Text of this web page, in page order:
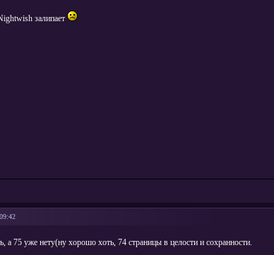
залипает
а 75 уже нету(ну хорошо хоть, 74 страницы в целости и сохранности.